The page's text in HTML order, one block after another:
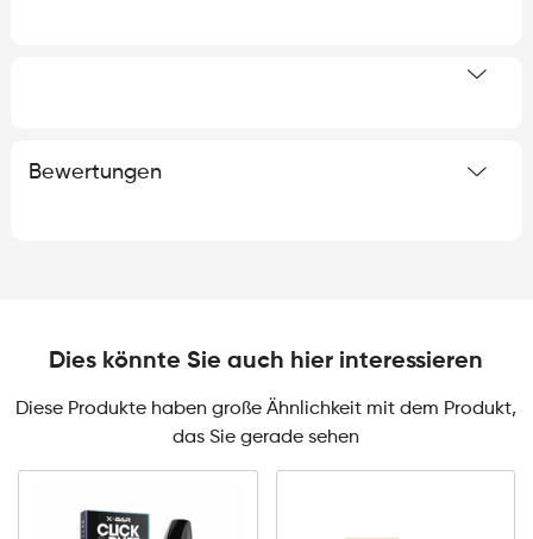
Bewertungen
Dies könnte Sie auch hier interessieren
Diese Produkte haben große Ähnlichkeit mit dem Produkt,
das Sie gerade sehen